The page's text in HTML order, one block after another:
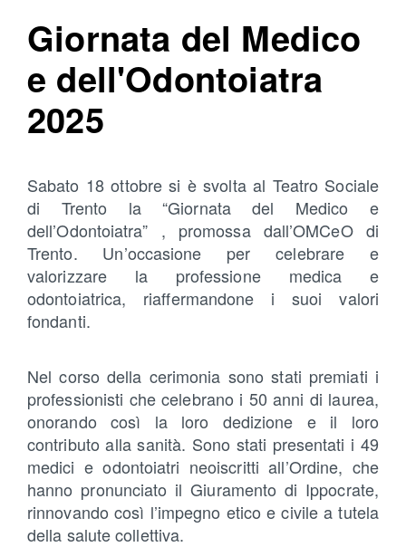
Giornata del Medico
e dell'Odontoiatra
2025
Sabato 18 ottobre si è svolta al Teatro Sociale
di Trento la “Giornata del Medico e
dell’Odontoiatra” , promossa dall’OMCeO di
Trento. Un’occasione per celebrare e
valorizzare la professione medica e
odontoiatrica, riaffermandone i suoi valori
fondanti.
Nel corso della cerimonia sono stati premiati i
professionisti che celebrano i 50 anni di laurea,
onorando così la loro dedizione e il loro
contributo alla sanità. Sono stati presentati i 49
medici e odontoiatri neoiscritti all’Ordine, che
hanno pronunciato il Giuramento di Ippocrate,
rinnovando così l’impegno etico e civile a tutela
della salute collettiva.